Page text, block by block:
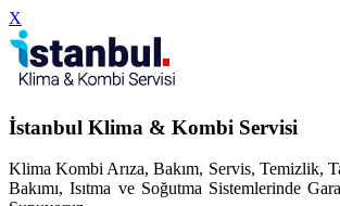
X
İstanbul Klima & Kombi Servisi
Klima Kombi Arıza, Bakım, Servis, Temizlik,
Bakımı, Isıtma ve Soğutma Sistemlerinde